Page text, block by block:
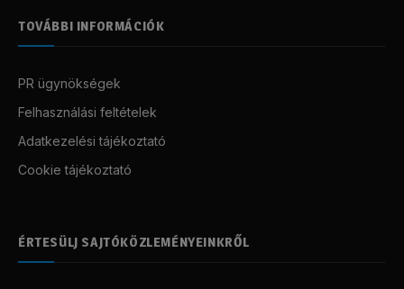
TOVÁBBI INFORMÁCIÓK
PR ügynökségek
Felhasználási feltételek
Adatkezelési tájékoztató
Cookie tájékoztató
ÉRTESÜLJ SAJTÓKÖZLEMÉNYEINKRŐL